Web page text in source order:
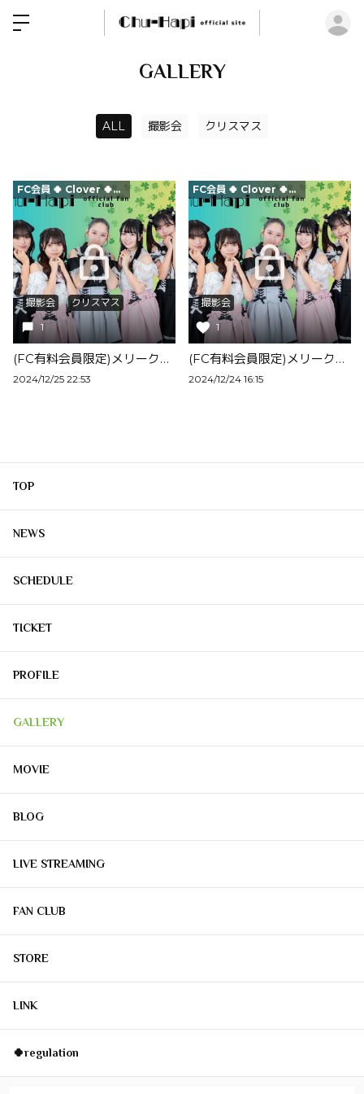
GALLERY
ALL 撮影会 クリスマス
FC会員 🍀 Clover 🍀限定
撮影会
クリスマス
1
(FC有料会員限定)メリークリスマス！12/25画像追加!
2024/12/25 22:53
FC会員 🍀 Clover 🍀限定
撮影会
1
(FC有料会員限定)メリークリスマス！
2024/12/24 16:15
TOP
NEWS
SCHEDULE
TICKET
PROFILE
GALLERY
MOVIE
BLOG
LIVE STREAMING
FAN CLUB
STORE
LINK
🍀regulation